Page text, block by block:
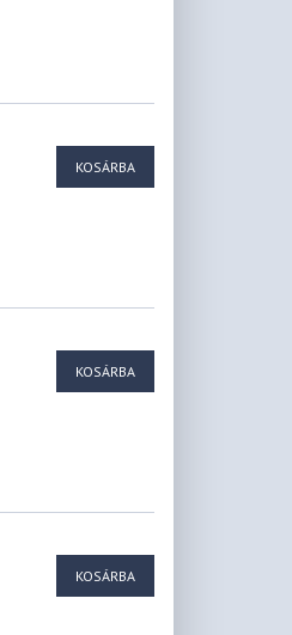
KOSÁRBA
KOSÁRBA
KOSÁRBA